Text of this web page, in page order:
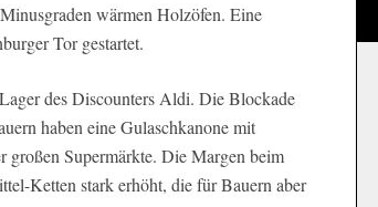
wärmen Holzöfen. Eine
Tor gestartet.
des Discounters Aldi. Die Blockade
haben eine Gulaschkanone mit
großen Supermärkte. Die Margen beim
Ketten stark erhöht, die für Bauern aber